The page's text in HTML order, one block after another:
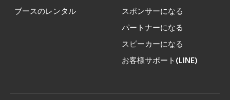
ブースのレンタル
スポンサーになる
パートナーになる
スピーカーになる
お客様サポート(LINE)